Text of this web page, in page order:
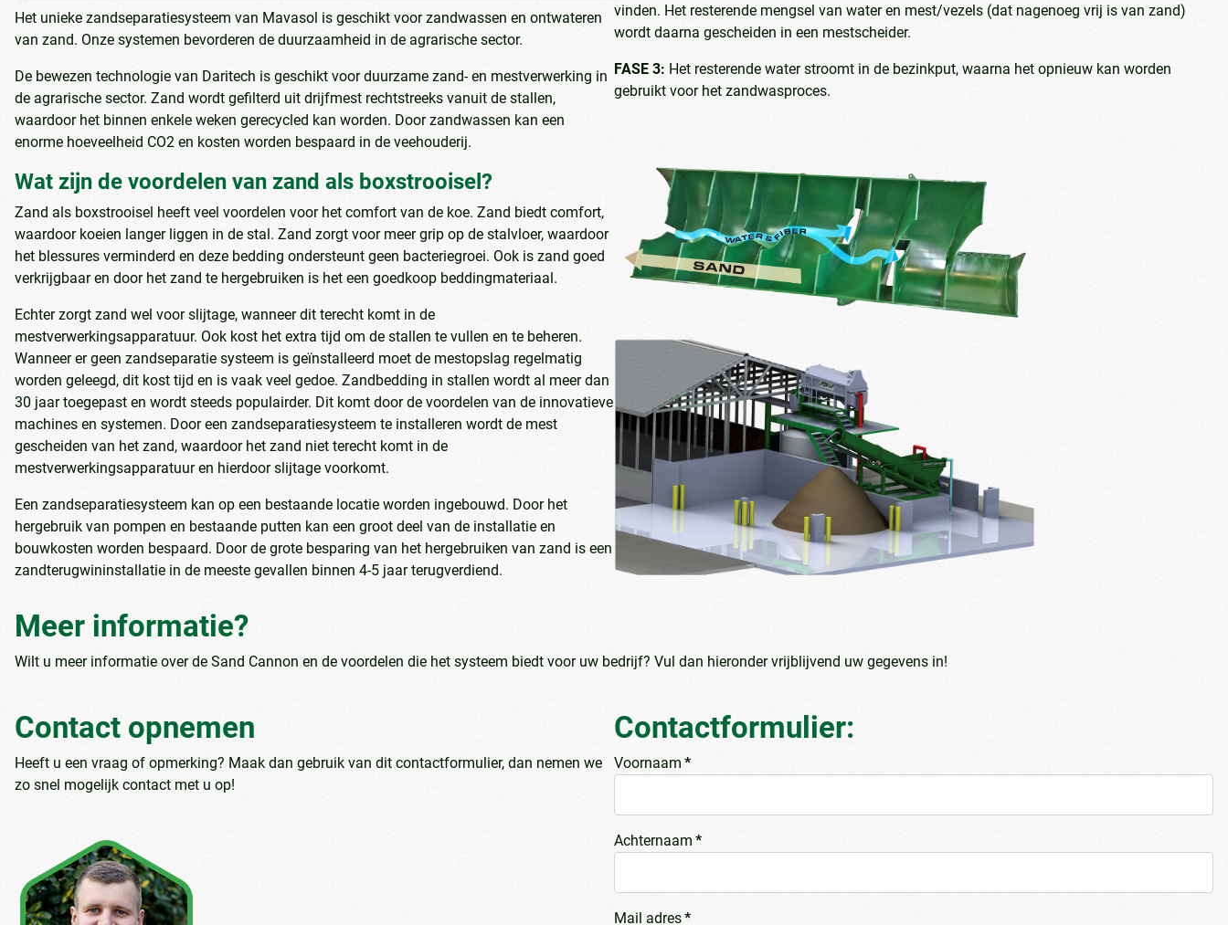
Het unieke zandseparatiesysteem van Mavasol is geschikt voor zandwassen en ontwateren
van zand. Onze systemen bevorderen de duurzaamheid in de agrarische sector.
De bewezen technologie van Daritech is geschikt voor duurzame zand- en mestverwerking in
de agrarische sector. Zand wordt gefilterd uit drijfmest rechtstreeks vanuit de stallen,
waardoor het binnen enkele weken gerecycled kan worden. Door zandwassen kan een
enorme hoeveelheid CO2 en kosten worden bespaard in de veehouderij.
Wat zijn de voordelen van zand als boxstrooisel?
Zand als boxstrooisel heeft veel voordelen voor het comfort van de koe. Zand biedt comfort,
waardoor koeien langer liggen in de stal. Zand zorgt voor meer grip op de stalvloer, waardoor
het blessures verminderd en deze bedding ondersteunt geen bacteriegroei. Ook is zand goed
verkrijgbaar en door het zand te hergebruiken is het een goedkoop beddingmateriaal.
Echter zorgt zand wel voor slijtage, wanneer dit terecht komt in de
mestverwerkingsapparatuur. Ook kost het extra tijd om de stallen te vullen en te beheren.
Wanneer er geen zandseparatie systeem is geïnstalleerd moet de mestopslag regelmatig
worden geleegd, dit kost tijd en is vaak veel gedoe. Zandbedding in stallen wordt al meer dan
30 jaar toegepast en wordt steeds populairder. Dit komt door de voordelen van de innovatieve
machines en systemen. Door een zandseparatiesysteem te installeren wordt de mest
gescheiden van het zand, waardoor het zand niet terecht komt in de
mestverwerkingsapparatuur en hierdoor slijtage voorkomt.
Een zandseparatiesysteem kan op een bestaande locatie worden ingebouwd. Door het
hergebruik van pompen en bestaande putten kan een groot deel van de installatie en
bouwkosten worden bespaard. Door de grote besparing van het hergebruiken van zand is een
zandterugwininstallatie in de meeste gevallen binnen 4-5 jaar terugverdiend.
vinden. Het resterende mengsel van water en mest/vezels (dat nagenoeg vrij is van zand)
wordt daarna gescheiden in een mestscheider.
FASE 3: Het resterende water stroomt in de bezinkput, waarna het opnieuw kan worden
gebruikt voor het zandwasproces.
Meer informatie?
Wilt u meer informatie over de Sand Cannon en de voordelen die het systeem biedt voor uw bedrijf? Vul dan hieronder vrijblijvend uw gegevens in!
Contact opnemen
Heeft u een vraag of opmerking? Maak dan gebruik van dit contactformulier, dan nemen we
zo snel mogelijk contact met u op!
Contactformulier:
Voornaam *
Achternaam *
Mail adres*